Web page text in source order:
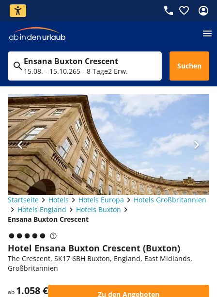
Ensana Buxton Crescent
15.08. - 15.10.265 - 8 Tage2 Erw.
Suchen
Startseite Hotels Hotels Europa
Hotels Großbritannien
Hotels England
Hotels Buxton
Ensana Buxton Crescent
Hotel Ensana Buxton Crescent (Buxton)
The Crescent, SK17 6BH Buxton, England, East Midlands,
Großbritannien
ab 1.058 € Zu den Angeboten